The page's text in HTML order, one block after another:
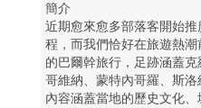
簡介
近期愈來愈多部落客開始
程，而我們恰好在旅遊熱
的巴爾幹旅行，足跡涵蓋
哥維納、蒙特內哥羅、斯
內容涵蓋當地的歷史文化